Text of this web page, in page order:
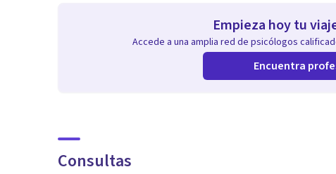
Empieza hoy tu
Accede a una amplia red de psicólogos
Encuentra
Consultas